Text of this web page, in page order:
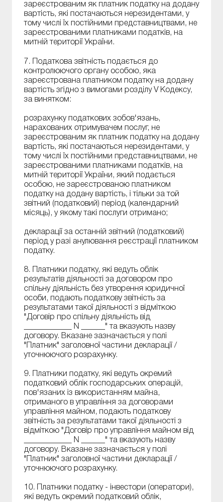
зареєстрованим як платник податку на додану
вартість, які постачаються нерезидентами, у
тому числі їх постійними представництвами, не
зареєстрованими платниками податків, на
митній території України.
7. Податкова звітність подається до
контролюючого органу особою, яка
зареєстрована платником податку на додану
вартість згідно з вимогами розділу V Кодексу,
за винятком:
розрахунку податкових зобов'язань,
нарахованих отримувачем послуг, не
зареєстрованим як платник податку на додану
вартість, які постачаються нерезидентами, у
тому числі їх постійними представництвами, не
зареєстрованими платниками податків, на
митній території України, який подається
особою, не зареєстрованою платником
податку на додану вартість, і тільки за той
звітний (податковий) період (календарний
місяць), у якому такі послуги отримано;
декларації за останній звітний (податковий)
період у разі анулювання реєстрації платником
податку.
8. Платники податку, які ведуть облік
результатів діяльності за договором про
спільну діяльність без утворення юридичної
особи, подають податкову звітність за
результатами такої діяльності з відміткою
"Договір про спільну діяльність від
____________ N ______" та вказують назву
договору. Вказане зазначається у полі
"Платник" заголовної частини декларації /
уточнюючого розрахунку.
9. Платники податку, які ведуть окремий
податковий облік господарських операцій,
пов'язаних із використанням майна,
отриманого в управління за договорами
управління майном, подають податкову
звітність за результатами такої діяльності з
відміткою "Договір про управління майном від
____________ N ______" та вказують назву
договору. Вказане зазначається у полі
"Платник" заголовної частини декларації /
уточнюючого розрахунку.
10. Платники податку - інвестори (оператори),
які ведуть окремий податковий облік,